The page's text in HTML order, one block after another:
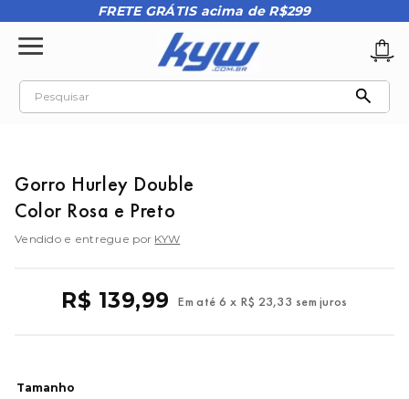
FRETE GRÁTIS acima de R$299
Pesquisar
Gorro Hurley Double
Color Rosa e Preto
Vendido e entregue por KYW
R$ 139,99 Em até 6 x R$ 23,33 sem juros
Tamanho
2º oakley
kenner
8º regata masculina